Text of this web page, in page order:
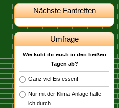
Nächste Fantreffen
Umfrage
Wie küht ihr euch in den heißen
Tagen ab?
Ganz viel Eis essen!
Nur mit der Klima-Anlage halte
ich durch.